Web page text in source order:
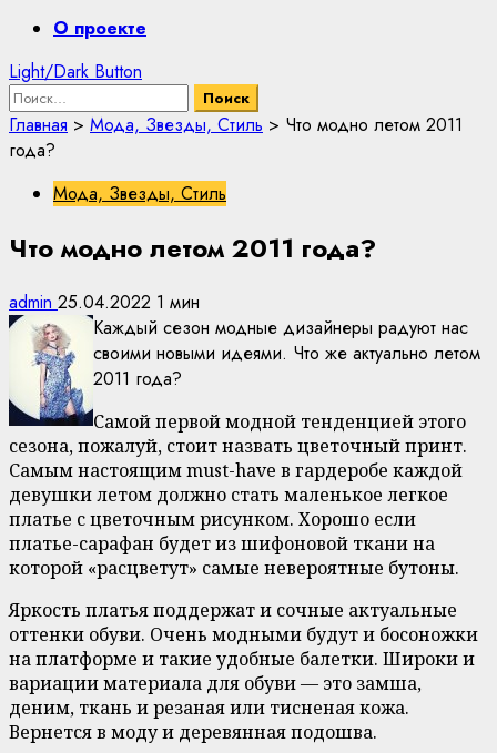
PrimaryО проекте
Light/Dark Button
Найти:
Главная > Мода, Звезды, Стиль > Что модно летом 2011
года?
Мода, Звезды, Стиль
Что модно летом 2011 года?
admin 25.04.2022 1 мин
Каждый сезон модные дизайнеры радуют нас
своими новыми идеями. Что же актуально летом
2011 года?
Самой первой модной тенденцией этого
сезона, пожалуй, стоит назвать цветочный принт.
Самым настоящим must-have в гардеробе каждой
девушки летом должно стать маленькое легкое
платье с цветочным рисунком. Хорошо если
платье-сарафан будет из шифоновой ткани на
которой «расцветут» самые невероятные бутоны.
Яркость платья поддержат и сочные актуальные
оттенки обуви. Очень модными будут и босоножки
на платформе и такие удобные балетки. Широки и
вариации материала для обуви — это замша,
деним, ткань и резаная или тисненая кожа.
Вернется в моду и деревянная подошва.